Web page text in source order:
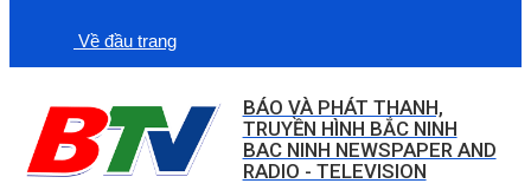
Về đầu trang
BÁO VÀ PHÁT THANH,
TRUYỀN HÌNH BẮC NINH
BAC NINH NEWSPAPER AND
RADIO - TELEVISION